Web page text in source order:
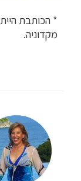
* הכותבת
מקדוניה.